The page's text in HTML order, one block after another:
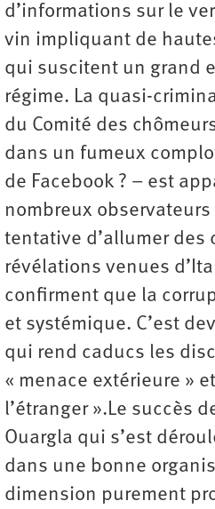
d’informations sur le
vin impliquant de
qui suscitent un grand
régime. La quasi-
du Comité des
dans un fumeux
de Facebook ? – est
nombreux observateurs
tentative d’allumer des
révélations venues
confirment que la
et systémique. C’est
qui rend caducs les
« menace extérieure »
l’étranger ».Le succès
Ouargla qui s’est
dans une bonne
dimension purement